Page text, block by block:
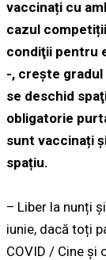
vaccinați cu
cazul
condiţii pentru
-, creşte
se deschid
obligatorie
sunt vaccinați
spațiu.
– Liber la nunți
iunie, dacă toți
COVID / Cine și